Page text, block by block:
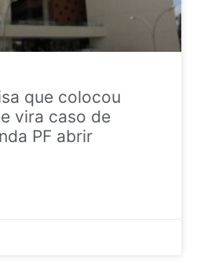
que colocou
vira caso de
PF abrir